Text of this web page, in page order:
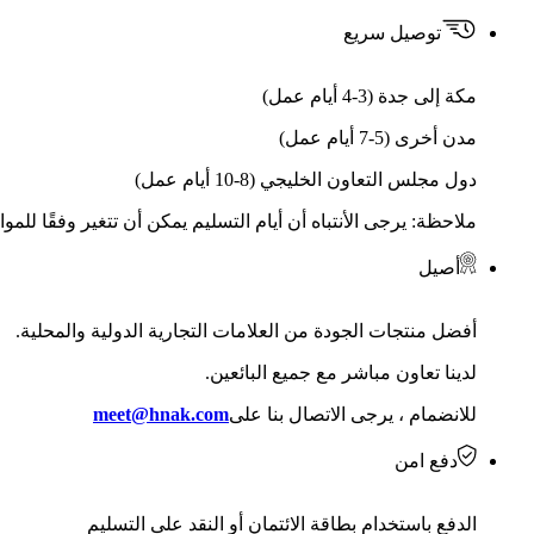
توصيل سريع
مكة إلى جدة (3-4 أيام عمل)
مدن أخرى (5-7 أيام عمل)
دول مجلس التعاون الخليجي (8-10 أيام عمل)
ملاحظة: يرجى الأنتباه أن أيام التسليم يمكن أن تتغير وفقًا
أصيل
أفضل منتجات الجودة من العلامات التجارية الدولية والمحلية.
لدينا تعاون مباشر مع جميع البائعين.
للانضمام ، يرجى الاتصال بنا علىmeet@hnak.com
دفع امن
الدفع باستخدام بطاقة الائتمان أو النقد على التسليم